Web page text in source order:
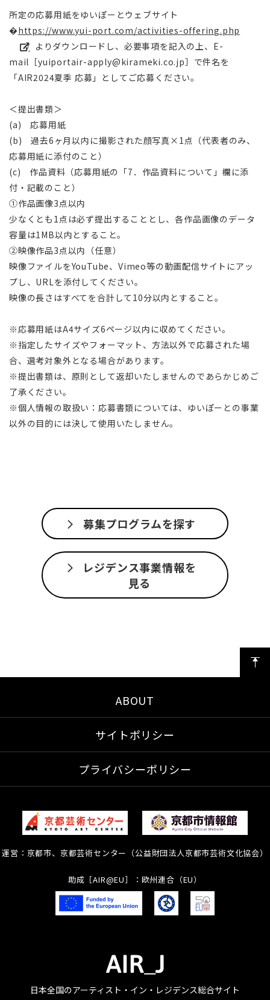
所定の応募用紙をゆいぽーとウェブサイト
�https://www.yui-port.com/activities-offering.php
）よりダウンロードし、必要事項を記入の上、E-
mail［yuiportair-apply@kirameki.co.jp］で件名を
「AIR2024夏季 応募」としてご応募ください。
＜提出書類＞
(a) 応募用紙
(b) 過去6ヶ月以内に撮影された顔写真×1点（代表者のみ、
応募用紙に添付のこと）
(c) 作品資料（応募用紙の「7．作品資料について」欄に添
付・記載のこと）
①作品画像3点以内
少なくとも1点は必ず提出することとし、各作品画像のデータ
容量は1MB以内とすること。
②映像作品3点以内（任意）
映像ファイルをYouTube、Vimeo等の動画配信サイトにアッ
プし、URLを添付してください。
映像の長さはすべてを合計して10分以内とすること。
※応募用紙はA4サイズ6ページ以内に収めてください。
※指定したサイズやフォーマット、方法以外で応募された場
合、選考対象外となる場合があります。
※提出書類は、原則として返却いたしませんのであらかじめご
了承ください。
※個人情報の取扱い：応募書類については、ゆいぽーとの事業
以外の目的には決して使用いたしません。
募集プログラムを探す
レジデンス事業情報を
見る
ABOUT
サイトポリシー
プライバシーポリシー
運営：京都市、京都芸術センター（公益財団法人京都市芸術文化協会）
助成［AIR@EU］：欧州連合（EU）
日本全国のアーティスト・イン・レジデンス総合サイト